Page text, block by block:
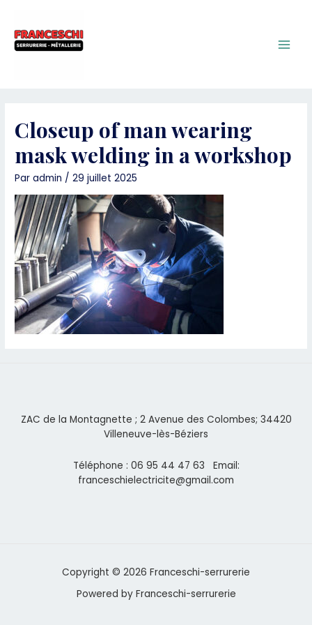
contenu
Closeup of man wearing
mask welding in a workshop
Paradmin /29 juillet 2025
ZAC de la Montagnette ; 2 Avenue des Colombes; 34420
Villeneuve-lès-Béziers
Téléphone : 06 95 44 47 63 Email:
franceschielectricite@gmail.com
Copyright © 2026 Franceschi-serrurerie
Powered by Franceschi-serrurerie